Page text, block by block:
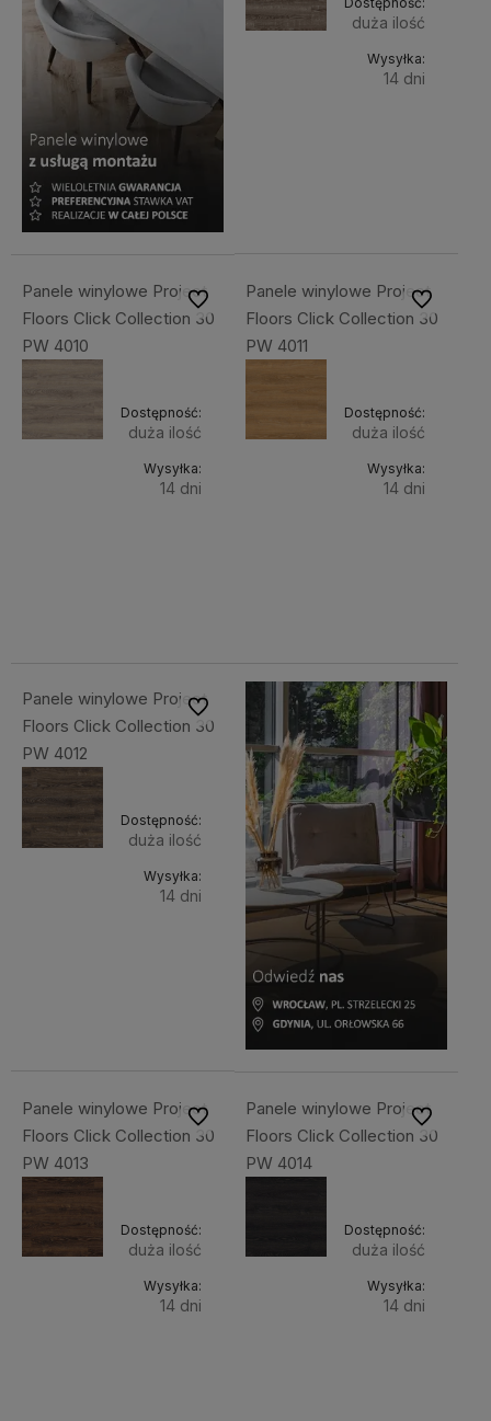
duża ilość
Wysyłka:
14 dni
Panele winylowe Project
Floors Click Collection 30
PW 4010
Dostępność:
duża ilość
Wysyłka:
14 dni
Do ulubionychPanele winylowe Project
Floors Click Collection 30
PW 4011
Dostępność:
duża ilość
Wysyłka:
14 dni
Do
Panele winylowe Project
Floors Click Collection 30
PW 4012
Dostępność:
duża ilość
Wysyłka:
14 dni
koszyka
Do ulubionych
Panele winylowe Project
Floors Click Collection 30
PW 4013
Dostępność:
duża ilość
Wysyłka:
14 dni
Do ulubionychPanele winylowe Project
Floors Click Collection 30
PW 4014
Dostępność:
duża ilość
Wysyłka:
14 dni
Do